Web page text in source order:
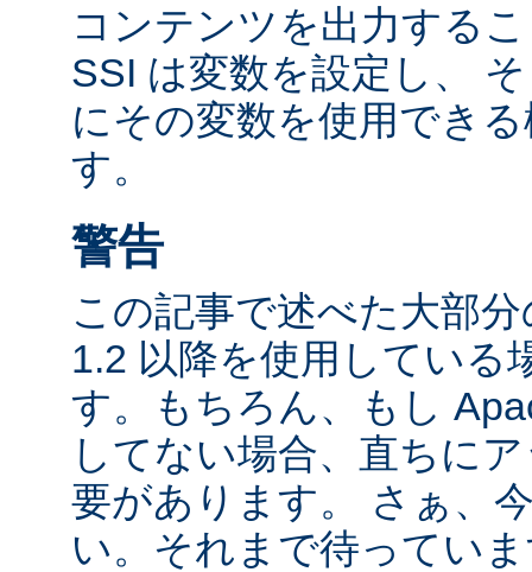
コンテンツを出力する
SSI は変数を設定し、
にその変数を使用でき
す。
警告
この記事で述べた大部
1.2 以降を使用している
す。もちろん、もし
してない場合、直ちに
要があります。 さぁ、
い。それまで待ってい